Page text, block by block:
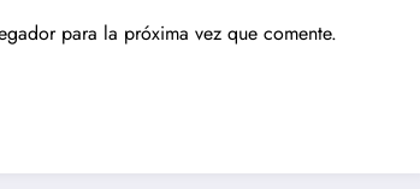
para la próxima vez que comente.